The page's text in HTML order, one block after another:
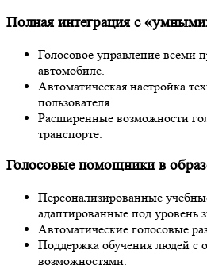
Полная интеграция с
Голосовое управление всеми
автомобиле.
Автоматическая настройка
пользователя.
Расширенные возможности
транспорте.
Голосовые помощники в
Персонализированные
адаптированные под уровень
Автоматические голосовые
Поддержка обучения людей с
возможностями.